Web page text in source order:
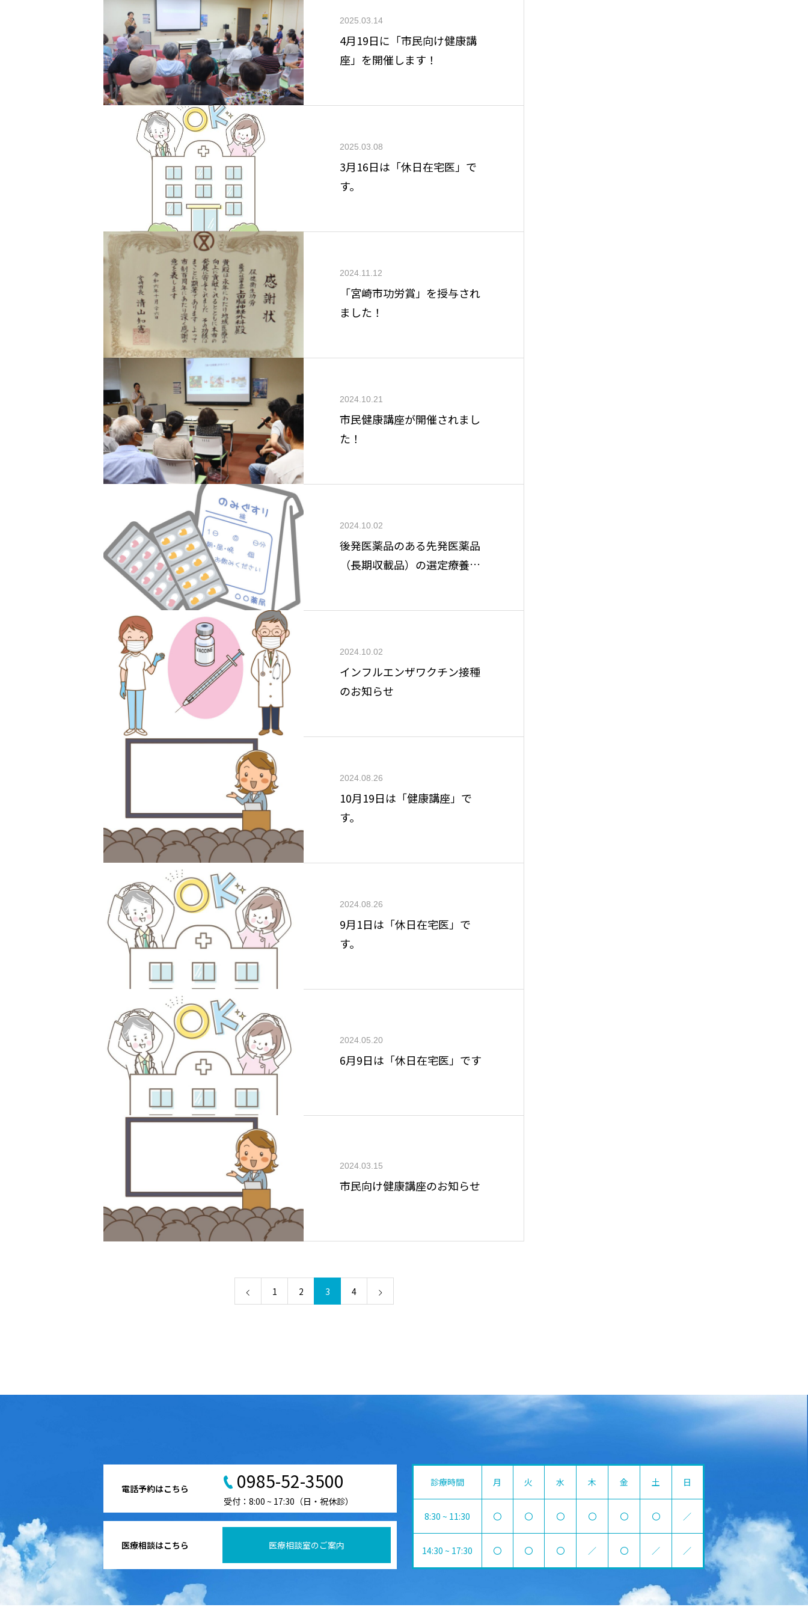
2025.03.14
4月19日に「市民向け健康講
座」を開催します！
2025.03.08
3月16日は「休日在宅医」で
す。
2024.11.12
「宮崎市功労賞」を授与され
ました！
2024.10.21
市民健康講座が開催されまし
た！
2024.10.02
後発医薬品のある先発医薬品
（長期収載品）の選定療養費
2024.10.02
インフルエンザワクチン接種
のお知らせ
2024.08.26
10月19日は「健康講座」で
す。
2024.08.26
9月1日は「休日在宅医」で
す。
2024.05.20
6月9日は「休日在宅医」です
2024.03.15
市民向け健康講座のお知らせ
1 2 3 4
医療相談はこちら 医療相談室のご案内
電話予約はこちら 0985-52-3500
受付：8:00 ~ 17:30（日・祝休診）
診療時間 月 火 水 木 金 土 日
8:30 ~ 11:30 〇 〇 〇 〇 〇 〇 ／
14:30 ~ 17:30 〇 〇 〇 ／ 〇 ／ ／